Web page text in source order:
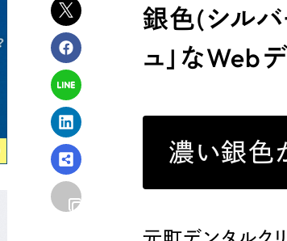
ブラ
リープ・プロジェクト マーケティン
SEO対策によるアクセス獲得、反響獲得など
広報支援などのオフライン領域のマーケティン
部をご紹介します
ブックマークしたサイト
ECサイ
ポータル
ブランデ
な毎日をつくる
代表挨
メデ
すぐに使え
Webデザイ
広報ブ
リーピーの
代表ブ
メールマ
銀色(シルバ
ュ」なWeb
濃い銀色